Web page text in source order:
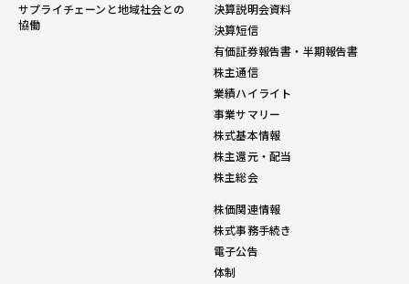
サプライチェーンと地域社会との
協働
決算説明会資料
決算短信
有価証券報告書・半期報告書
株主通信
業績ハイライト
事業サマリー
株式基本情報
株主還元・配当
株主総会
株価関連情報
株式事務手続き
電子公告
体制